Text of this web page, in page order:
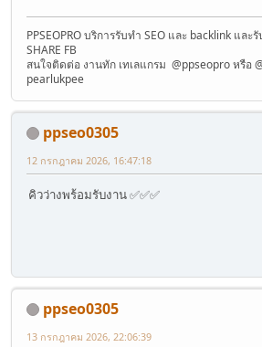
PPSEOPRO บริการรับทำ SEO และ backlink และ
SHARE FB
สนใจติดต่อ งานทัก เทเลแกรม @ppseopro หรือ
pearlukpee
ppseo0305
12 กรกฎาคม 2026, 16:47:18
คิวว่างพร้อมรับงาน ✅✅✅
ppseo0305
13 กรกฎาคม 2026, 22:06:39